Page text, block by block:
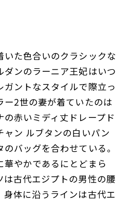
いた色合いのクラシックな
ダンのラーニア王妃はいつ
ガントなスタイルで際立っ
ー2世の妻が着ていたのは
の赤いミディ丈ドレープド
ャン ルブタンの白いパン
バッグを合わせている。
華やかであるにとどまら
は古代エジプトの男性の腰
体に沿うラインは古代エ